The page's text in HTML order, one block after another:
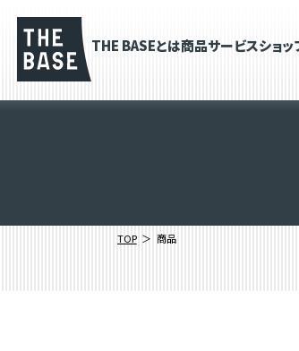
THE BASEとは商品サービスショ
TOP 商品